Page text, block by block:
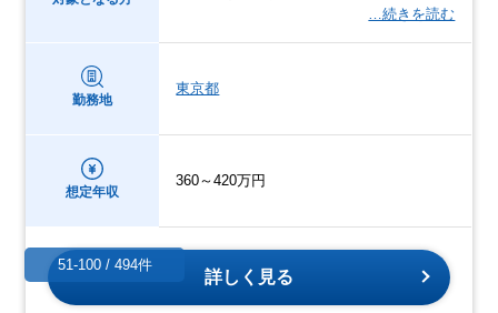
…続きを読む
勤務地
東京都
想定年収
360～420万円
詳しく見る
51-100 / 494件